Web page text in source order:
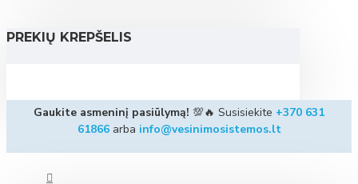
PREKIŲ KREPŠELIS
Gaukite asmeninį pasiūlymą! 💯🔥 Susisiekite +370 631
61866arba info@vesinimosistemos.lt